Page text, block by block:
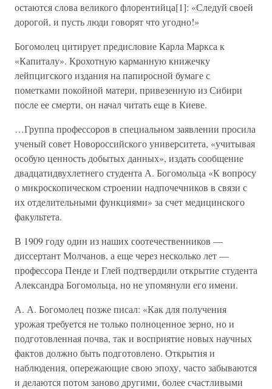
остаются слова великого флорентийца[1]: «Следуй своей
дорогой, и пусть люди говорят что угодно!»
Богомолец цитирует предисловие Карла Маркса к
«Капиталу». Крохотную карманную книжечку
лейпцигского издания на папиросной бумаге с
пометками покойной матери, привезенную из Сибири
после ее смерти, он начал читать еще в Киеве.
…Группа профессоров в специальном заявлении просила
ученый совет Новороссийского университета, «учитывая
особую ценность добытых данных», издать сообщение
двадцатидвухлетнего студента А. Богомольца «К вопросу
о микроскопическом строении надпочечников в связи с
их отделительными функциями» за счет медицинского
факультета.
В 1909 году один из наших соотечественников —
диссертант Молчанов, а еще через несколько лет —
профессора Пенде и Глей подтвердили открытие студента
Александра Богомольца, но не упомянули его имени.
А. А. Богомолец позже писал: «Как для получения
урожая требуется не только полноценное зерно, но и
подготовленная почва, так и восприятие новых научных
фактов должно быть подготовлено. Открытия и
наблюдения, опережающие свою эпоху, часто забываются
и делаются потом заново другими, более счастливыми